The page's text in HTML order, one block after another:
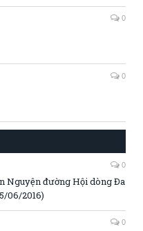
0
0
0
Nguyện đường Hội dòng Đa
06/2016)
0